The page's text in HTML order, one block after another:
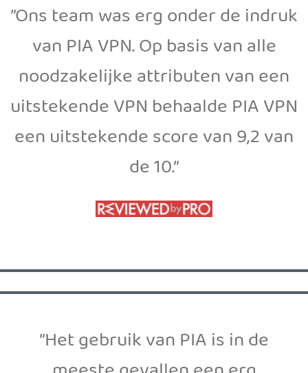
”Ons team was erg onder de indruk
van PIA VPN. Op basis van alle
noodzakelijke attributen van een
uitstekende VPN behaalde PIA VPN
een uitstekende score van 9,2 van
de 10.”
”Het gebruik van PIA is in de